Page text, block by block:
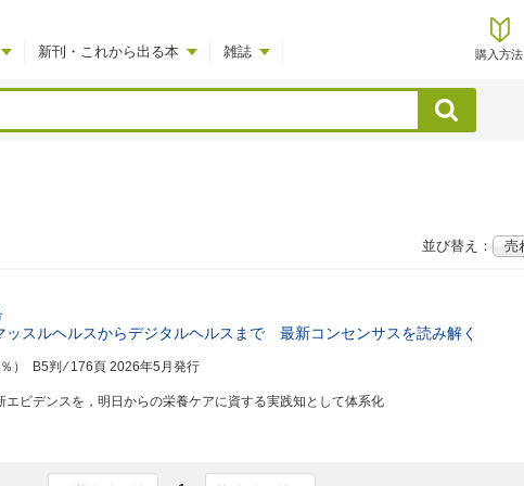
新刊・これから出る本 雑誌 購入方法
検索
並び替え：
ッスルヘルスからデジタルヘルスまで 最新コンセンサスを読み解く
） B5判 ⁄ 176頁 2026年5月発行
ビデンスを，明日からの栄養ケアに資する実践知として体系化